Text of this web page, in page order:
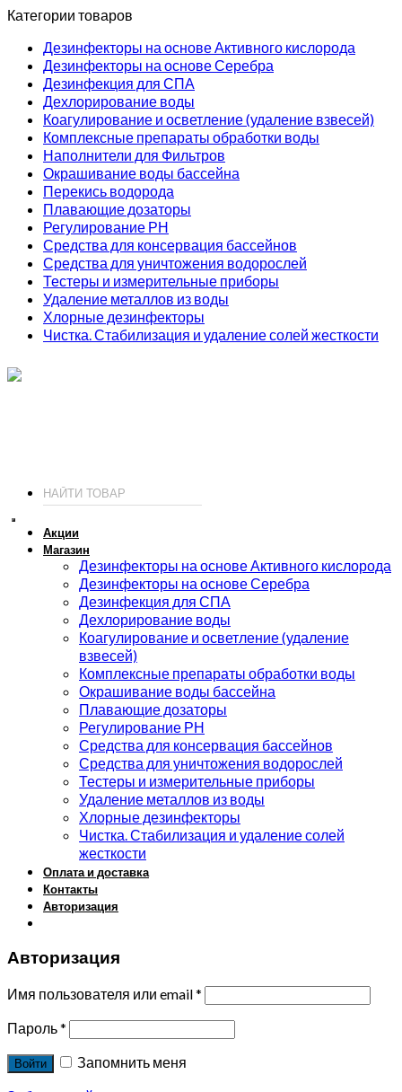
Категории товаров
Дезинфекторы на основе Активного кислорода
Дезинфекторы на основе Серебра
Дезинфекция для СПА
Дехлорирование воды
Коагулирование и осветление (удаление взвесей)
Комплексные препараты обработки воды
Наполнители для Фильтров
Окрашивание воды бассейна
Перекись водорода
Плавающие дозаторы
Регулирование РН
Средства для консервация бассейнов
Средства для уничтожения водорослей
Тестеры и измерительные приборы
Удаление металлов из воды
Хлорные дезинфекторы
Чистка. Стабилизация и удаление солей жесткости
Акции
Магазин
Дезинфекторы на основе Активного кислорода
Дезинфекторы на основе Серебра
Дезинфекция для СПА
Дехлорирование воды
Коагулирование и осветление (удаление
взвесей)
Комплексные препараты обработки воды
Окрашивание воды бассейна
Плавающие дозаторы
Регулирование РН
Средства для консервация бассейнов
Средства для уничтожения водорослей
Тестеры и измерительные приборы
Удаление металлов из воды
Хлорные дезинфекторы
Чистка. Стабилизация и удаление солей
жесткости
Оплата и доставка
Контакты
Авторизация
Авторизация
Имя пользователя или email*
Пароль*
Войти
Запомнить меня